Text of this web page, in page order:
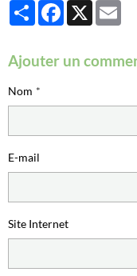
PartagerFacebook
X
Ajouter un
Nom
E-mail
Site Internet